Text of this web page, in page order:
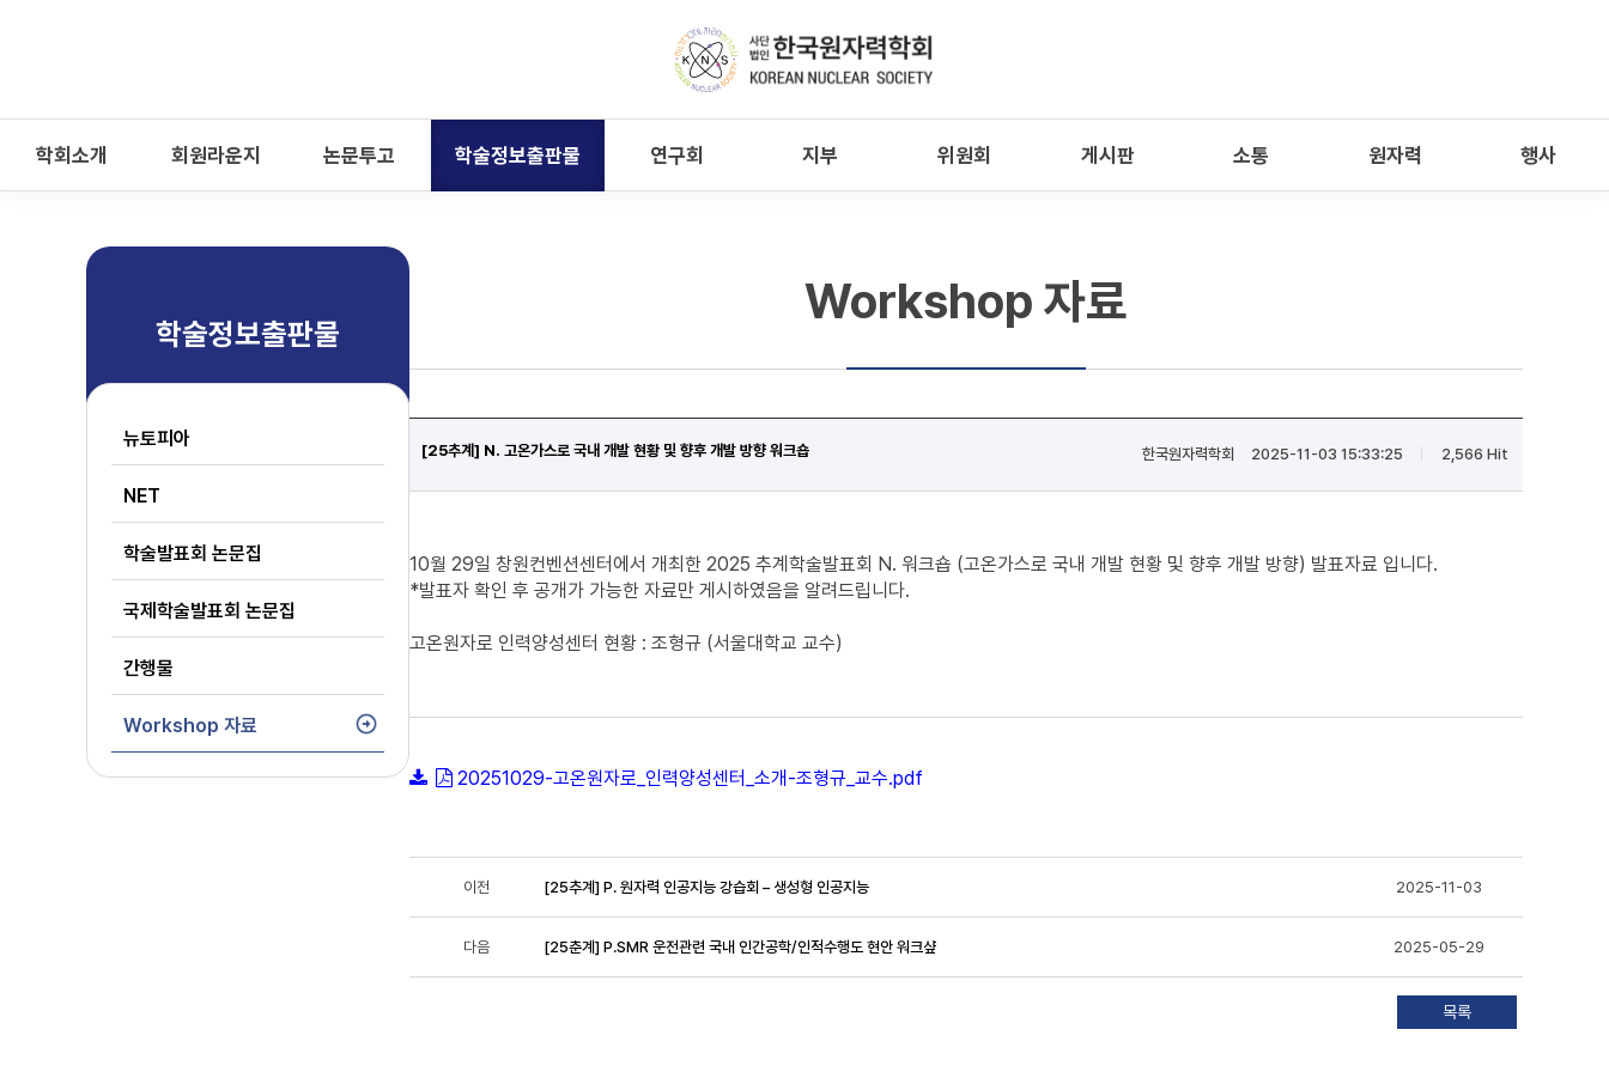
학회소개 회원라운지 논문투고 학술정보출판물 연구회 지부 위원회 게시판 소통 원자력 행사
학술정보출판물
뉴토피아
NET
학술발표회 논문집
국제학술발표회 논문집
간행물
Workshop 자료
Workshop 자료
[25추계] N. 고온가스로 국내 개발 현황 및 향후 개발 방향 워크숍 한국원자력학회| 2025-11-03 15:33:25 2,566 Hit
10월 29일 창원컨벤션센터에서 개최한 2025 추계학술발표회 N. 워크숍 (고온가스로 국내 개발 현황 및 향후 개발 방향) 발표자료 입니다.
*발표자 확인 후 공개가 가능한 자료만 게시하였음을 알려드립니다.
고온원자로 인력양성센터 현황 : 조형규 (서울대학교 교수)
20251029-고온원자로_인력양성센터_소개-조형규_교수.pdf
이전 [25추계] P. 원자력 인공지능 강습회 – 생성형 인공지능 2025-11-03
다음 [25춘계] P.SMR 운전관련 국내 인간공학/인적수행도 현안 워크샾 2025-05-29